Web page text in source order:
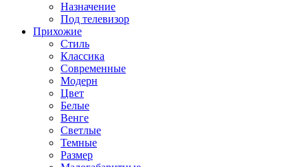
Назначение
Под телевизор
Прихожие
Стиль
Классика
Современные
Модерн
Цвет
Белые
Венге
Светлые
Темные
Размер